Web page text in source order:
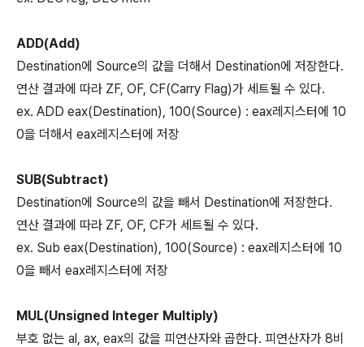
ADD(Add)
Destination에 Source의 값을 더해서 Destination에 저장한다.
연산 결과에 따라 ZF, OF, CF(Carry Flag)가 세트될 수 있다.
ex. ADD eax(Destination), 100(Source) : eax레지스터에 10
0을 더해서 eax레지스터에 저장
SUB(Subtract)
Destination에 Source의 값을 빼서 Destination에 저장한다.
연산 결과에 따라 ZF, OF, CF가 세트될 수 있다.
ex. Sub eax(Destination), 100(Source) : eax레지스터에 10
0을 빼서 eax레지스터에 저장
MUL(Unsigned Integer Multiply)
부호 없는 al, ax, eax의 값을 피연산자와 곱한다. 피연산자가 8비